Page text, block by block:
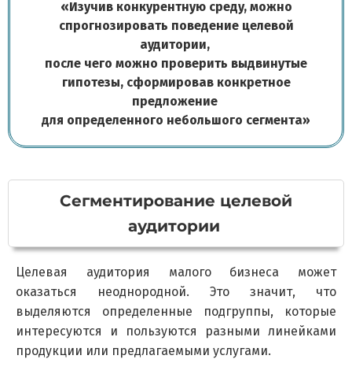
« Изучив конкурентную среду, можно
спрогнозировать поведение целевой
аудитории,
после чего можно проверить выдвинутые
гипотезы, сформировав конкретное
предложение
для определенного небольшого сегмента»
Сегментирование целевой
аудитории
Целевая аудитория малого бизнеса может
оказаться неоднородной. Это значит, что
выделяются определенные подгруппы, которые
интересуются и пользуются разными линейками
продукции или предлагаемыми услугами.